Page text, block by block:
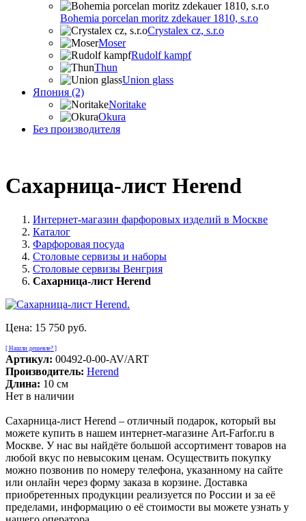
Bohemia porcelan moritz zdekauer 1810, s.r.o
Crystalex cz, s.r.o
Moser
Rudolf kampf
Thun
Union glass
Япония (2)
Noritake
Okura
Без производителя
Сахарница-лист Herend
Интернет-магазин фарфоровых изделий в Москве
Каталог
Фарфоровая посуда
Столовые сервизы и наборы
Столовые сервизы Венгрия
Сахарница-лист Herend
Цена: 15 750 руб.
[ Нашли дешевле? ]
Артикул: 00492-0-00-AV/ART
Производитель: Herend
Длина: 10 см
Нет в наличии
Сахарница-лист Herend – отличный подарок, который вы
можете купить в нашем интернет-магазине Art-Farfor.ru в
Москве. У нас вы найдёте большой ассортимент товаров на
любой вкус по невысоким ценам. Осуществить покупку
можно позвонив по номеру телефона, указанному на сайте
или онлайн через форму заказа в корзине. Доставка
приобретенных продукции реализуется по России и за её
пределами, информацию о её стоимости вы можете узнать у